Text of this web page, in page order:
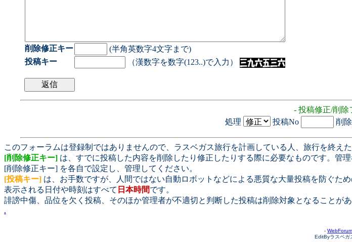
削除修正キー
(半角英数字4文字まで)
投稿キー
（漢数字を数字(123..)で入力）
- 投稿修正/削除
処理
投稿No 削
このフォーラムは登録制ではありませんので、ラスベガス旅行を計画している人、旅行を終え
[削除修正キー] は、すでに投稿した内容を削除したり修正したりする際に必要なものです。管
[削除修正キー] を各自で設定し、管理してください。
[投稿キー] は、お手数ですが、人間ではない自動ロボットなどによる悪質な大量投稿を防ぐた
表示される日付や時刻はすべて 日本時間です。
誹謗中傷、品位を欠く投稿、そのほか管理者が不適切と判断した投稿は削除対象となることが
.
- WebForum
EditByラスベガ